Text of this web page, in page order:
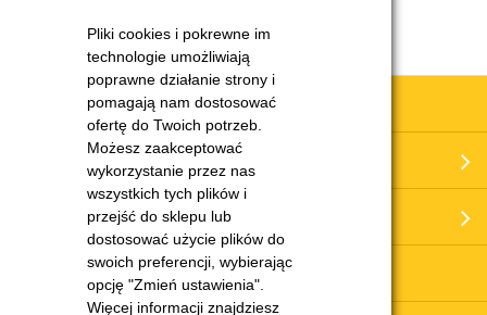
Pliki cookies i pokrewne im
technologie umożliwiają
poprawne działanie strony i
pomagają nam dostosować
ofertę do Twoich potrzeb.
Możesz zaakceptować
wykorzystanie przez nas
wszystkich tych plików i
przejść do sklepu lub
dostosować użycie plików do
swoich preferencji, wybierając
opcję "Zmień ustawienia".
Więcej informacji znajdziesz
Obsługa klienta
Moje konto
Serwis i części